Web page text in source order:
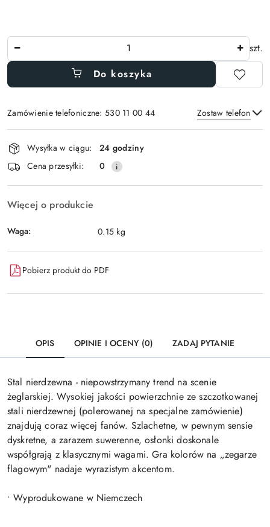
Ilość
szt.
Do koszyka
Zamówienie telefoniczne: 530 11 00 44 Zostaw telefon
Wyślij
Dostępność
i
dostawa
Wysyłka w ciągu:
24 godziny
Cena przesyłki:
0
Więcej o produkcie
Waga: 0.15 kg
Pobierz produkt do PDF
OPIS OPINIE I OCENY (0) ZADAJ PYTANIE
Stal nierdzewna - niepowstrzymany trend na scenie
żeglarskiej. Wysokiej jakości powierzchnie ze szczotkowanej
stali nierdzewnej (polerowanej na specjalne zamówienie)
znajdują coraz więcej fanów. Szlachetne, w pewnym sensie
dyskretne, a zarazem suwerenne, osłonki doskonale
współgrają z klasycznymi wagami. Gra kolorów na „zegarze
flagowym" nadaje wyrazistym akcentom.
• Wyprodukowane w Niemczech